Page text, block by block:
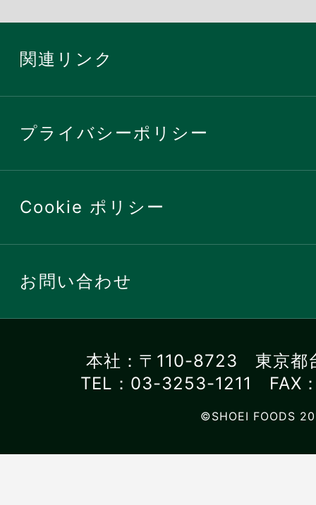
関連リンク
プライバシーポリシー
Cookie ポリシー
お問い合わせ
本社：〒110-8723 東京都
TEL：03-3253-1211 FAX
©SHOEI FOODS